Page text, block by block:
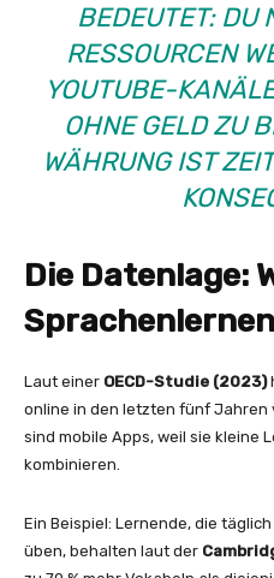
BEDEUTET: DU
RESSOURCEN
YOUTUBE-
OHNE GELD ZU
WÄHRUNG IST
Die Datenlage:
Laut einer OECD-Studie (2023)
online in den letzten fünf Jahren
sind mobile Apps, weil sie kleine
kombinieren.
Ein Beispiel: Lernende, die
üben, behalten laut der